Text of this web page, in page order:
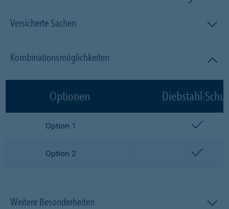
Versicherte Sachen
Kombinationsmöglichkeiten
Optionen Diebstahl-
Option 1
Option 2
Weitere Besonderheiten